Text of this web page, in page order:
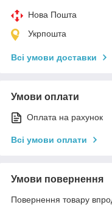
Нова Пошта
Укрпошта
Всі умови доставки
Умови оплати
Оплата на рахунок
Всі умови оплати
Умови повернення
Повернення товару